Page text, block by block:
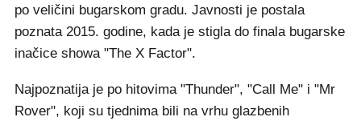
po veličini bugarskom gradu. Javnosti je postala
poznata 2015. godine, kada je stigla do finala bugarske
inačice showa "The X Factor".
Najpoznatija je po hitovima "Thunder", "Call Me" i "Mr
Rover", koji su tjednima bili na vrhu glazbenih